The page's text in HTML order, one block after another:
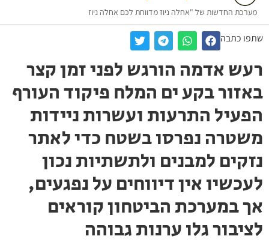
מערכת החדשות של "אחלה ניוז מדווחת לכם אחלה ניוז
שתפו כתבה
רעש אדמה הורגש לפני זמן קצר
באזור בקע ים המלח פיקוד העורף
הפעיל התרעות ועשרות ניידות
משטרה נפרסו בשטח כדי לאתר
נזקים למבנים ולתשתיות נכון
לעכשיו אין דיווחים על נפגעים,
אך במערכת הביטחון קוראים
לציבור גלו ערנות גבוהה